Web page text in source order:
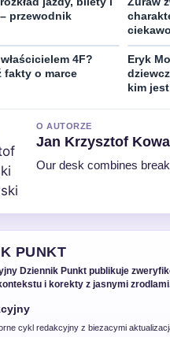
przewodnik
4F?
fakty o marce
Eryk
kim
O AUTORZE
Jan Krzysztof
Our desk combines
PUNKT
Dziennik Punkt publikuje
i korekty z jasnymi
cykl redakcyjny z biezacymi